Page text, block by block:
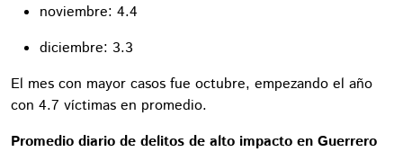
noviembre: 4.4
diciembre: 3.3
El mes con mayor casos fue octubre, empezando el año
con 4.7 víctimas en promedio.
Promedio diario de delitos de alto impacto en Guerrero